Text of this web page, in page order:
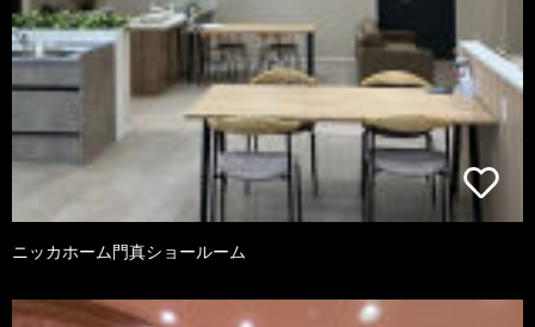
ニッカホーム門真ショールーム